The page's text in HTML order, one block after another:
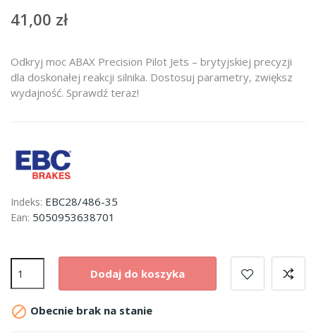
41,00 zł
Odkryj moc ABAX Precision Pilot Jets – brytyjskiej precyzji
dla doskonałej reakcji silnika. Dostosuj parametry, zwiększ
wydajność. Sprawdź teraz!
Indeks: EBC28/486-35
Ean: 5050953638701
Dodaj do koszyka
 Obecnie brak na stanie